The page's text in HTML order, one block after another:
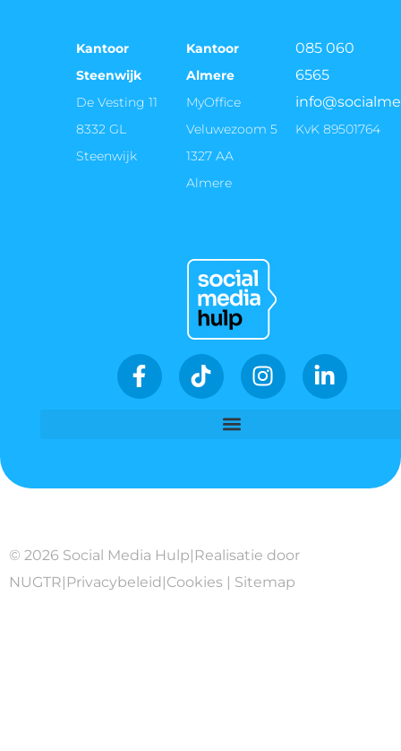
Kantoor
Steenwijk
De Vesting 11
8332 GL
Steenwijk
Kantoor
Almere
MyOffice
Veluwezoom 5
1327 AA
Almere
085 060
6565
KvK 89501764
© 2026 Social Media Hulp| Realisatie door
NUGTR| Privacybeleid |Cookies | Sitemap